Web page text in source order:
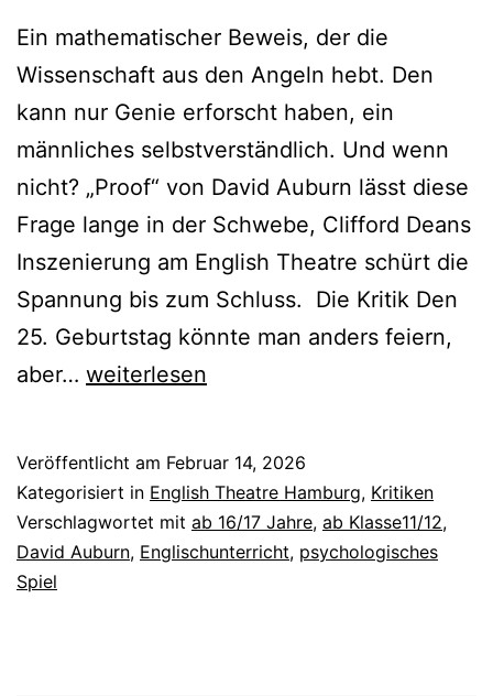
Ein mathematischer Beweis, der die
Wissenschaft aus den Angeln hebt. Den
kann nur Genie erforscht haben, ein
männliches selbstverständlich. Und wenn
nicht? „Proof“ von David Auburn lässt diese
Frage lange in der Schwebe, Clifford Deans
Inszenierung am English Theatre schürt die
Spannung bis zum Schluss. Die Kritik Den
25. Geburtstag könnte man anders feiern,
aber… Proof
weiterlesen
Veröffentlicht am Februar 14, 2026
Kategorisiert in English Theatre Hamburg, Kritiken
Verschlagwortet mit ab 16/17 Jahre, ab Klasse11/12,
David Auburn, Englischunterricht, psychologisches
Spiel